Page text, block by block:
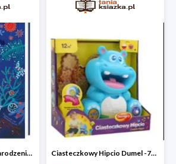
Idą święta! O Bożym Narodzeniu, Mikołaju i tradycjach świątecznych na świecie Ciasteczkowy Hipcio Dumel -77%